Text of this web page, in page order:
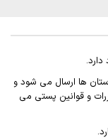
ها ارسال می شود و
و قوانین پستی می